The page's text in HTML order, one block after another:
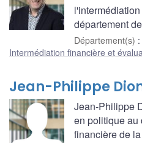
département
Département(s) :
Intermédiation financière et
Jean-Philippe
Jean-Philippe
en politique au
financière de